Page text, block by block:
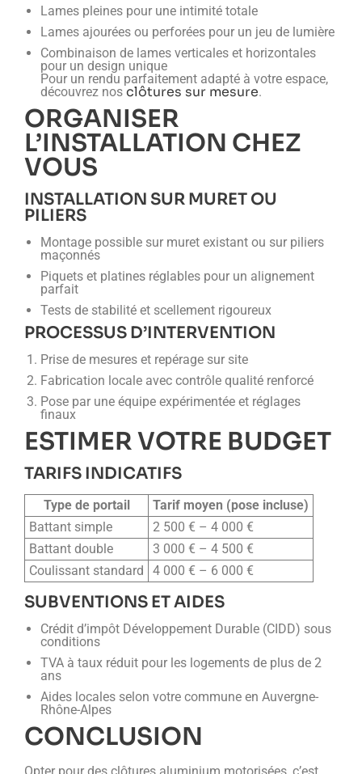
Lames pleines pour une intimité totale
Lames ajourées ou perforées pour un jeu de lumière
Combinaison de lames verticales et horizontales
pour un design unique
Pour un rendu parfaitement adapté à votre espace,
découvrez nos clôtures sur mesure.
ORGANISER
L’INSTALLATION CHEZ
VOUS
INSTALLATION SUR MURET OU
PILIERS
Montage possible sur muret existant ou sur piliers
maçonnés
Piquets et platines réglables pour un alignement
parfait
Tests de stabilité et scellement rigoureux
PROCESSUS D’INTERVENTION
Prise de mesures et repérage sur site
Fabrication locale avec contrôle qualité renforcé
Pose par une équipe expérimentée et réglages
finaux
ESTIMER VOTRE BUDGET
TARIFS INDICATIFS
Type de portail
Tarif moyen (pose incluse)
Battant simple
2 500 € – 4 000 €
Battant double
3 000 € – 4 500 €
Coulissant standard
4 000 € – 6 000 €
SUBVENTIONS ET AIDES
Crédit d’impôt Développement Durable (CIDD) sous
conditions
TVA à taux réduit pour les logements de plus de 2
ans
Aides locales selon votre commune en Auvergne-
Rhône-Alpes
CONCLUSION